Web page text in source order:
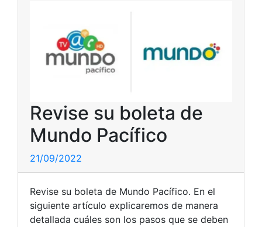
Revise su boleta de
Mundo Pacífico
21/09/2022
Revise su boleta de Mundo Pacífico. En el
siguiente artículo explicaremos de manera
detallada cuáles son los pasos que se deben